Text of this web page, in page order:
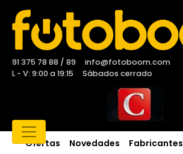
91 375 78 88 / 89
info@fotoboom.com
L - V: 9:00 a 19:15
Sábados cerrado
Ofertas Novedades Fabricantes